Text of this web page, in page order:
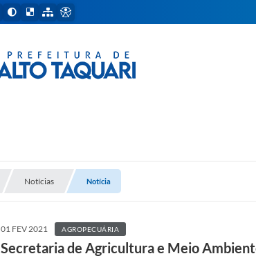
Notícias Notícia
01 FEV 2021 AGROPECUÁRIA
Secretaria de Agricultura e Meio